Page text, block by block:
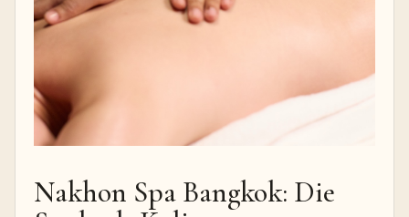
Nakhon Spa Bangkok: Die